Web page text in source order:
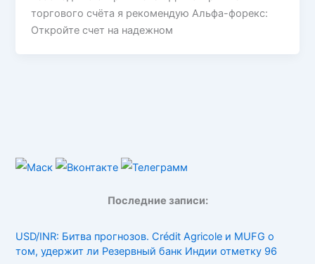
торгового счёта я рекомендую Альфа-форекс:
Откройте счет на надежном
Последние записи:
USD/INR: Битва прогнозов. Crédit Agricole и MUFG о
том, удержит ли Резервный банк Индии отметку 96